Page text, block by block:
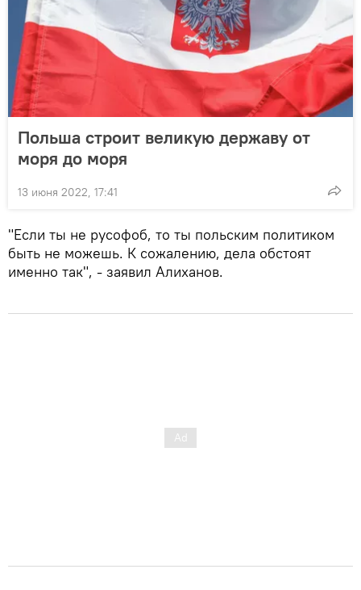
Польша строит великую державу от
моря до моря
13 июня 2022, 17:41
"Если ты не русофоб, то ты польским политиком
быть не можешь. К сожалению, дела обстоят
именно так", - заявил Алиханов.